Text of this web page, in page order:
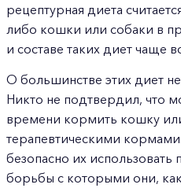
рецептурная диета
либо кошки или собаки в
и составе таких диет чаще
О большинстве этих диет
Никто не подтвердил, что
времени кормить кошку
терапевтическими
безопасно их
борьбы с которыми они,